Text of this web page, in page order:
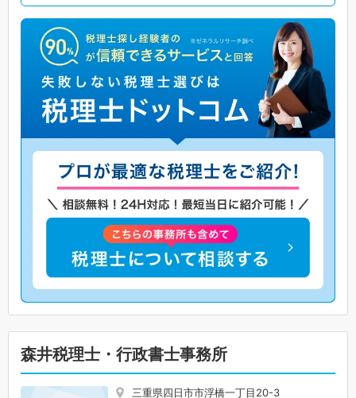
森井税理士・行政書士事務所
三重県四日市市浮橋一丁目20-3